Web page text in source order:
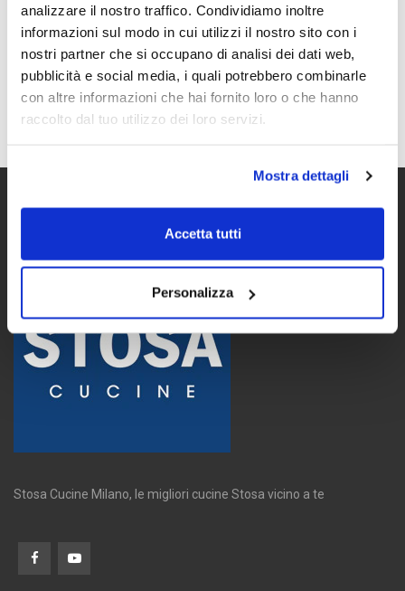
analizzare il nostro traffico. Condividiamo inoltre
informazioni sul modo in cui utilizzi il nostro sito con i
nostri partner che si occupano di analisi dei dati web,
pubblicità e social media, i quali potrebbero combinarle
con altre informazioni che hai fornito loro o che hanno
raccolto dal tuo utilizzo dei loro servizi.
Mostra dettagli
Accetta tutti
Personalizza
Acconsento all'informativa sulla
Privacy Policy
Stosa Cucine Milano, le migliori cucine Stosa vicino a te